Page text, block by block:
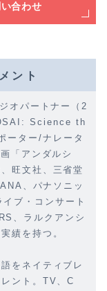
合わせ
ント
オパートナー（2
Science th
ター/ナレータ
「アンダルシ
旺文社、三省堂
、パナソニッ
ブ・コンサート
、ラルクアンシ
績を持つ。
をネイティブレ
ント。TV、C